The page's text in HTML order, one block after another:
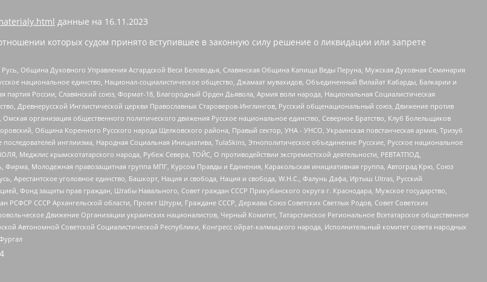
данные на 16.11.2023
которых судом принято вступившее в законную силу решение о ликвидации или запрете
Община Духовного Управления Асгардской Веси Беловодья, Славянская Община Капища Веды Перуна, Мужская Духовная Семинария
национальное единство, Национал-социалистическое общество, Джамаат мувахидов, Объединенный Вилайат Кабарды, Балкарии и
партия России, Славянский союз, Формат-18, Благородный Орден Дьявола, Армия воли народа, Национальная Социалистическая
Древнерусской Инглистической церкви Православных Староверов-Инглингов, Русский общенациональный союз, Движение против
организация общественного политического движения Русское национальное единство, Северное Братство, Клуб Болельщиков
Община Коренного Русского народа Щелковского района, Правый сектор, УНА - УНСО, Украинская повстанческая армия, Тризуб
инглиизма, Народная Социальная Инициатива, TulaSkins, Этнополитическое объединение Русские, Русское национальное
Меджлис крымскотатарского народа, Рубеж Севера, ТОЙС, О противодействии экстремистской деятельности, РЕВТАТПОД,
Молодежная правозащитная группа МПГ, Курсом Правды и Единения, Каракольская инициативная группа, Автоград Крю, Союз
Арестантское уголовное единство, Башкорт, Нация и свобода, Нация и свобода, W.H.С., Фалунь Дафа, Иртыш Ultras, Русский
Фонд защиты прав граждан, Штабы Навального, Совет граждан СССР Прикубанского округа г. Краснодара, Мужское государство,
РСФСР СССР Архангельской области, Проект Штурм, Граждане СССР, Держава Союз Советских Светлых Родов, Совет Советских
Движение Организации украинских националистов, Черный Комитет, Татарстанское Региональное Всетатарское общественное
Автономной Советской Социалистической Республики, Конгресс ойрат-калмыцкого народа, Исполнительный комитет совета народных